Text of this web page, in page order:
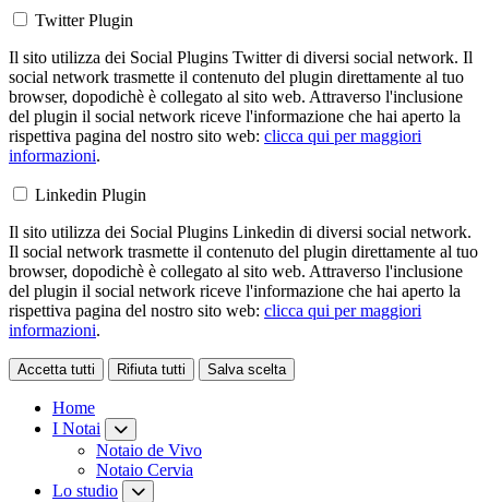
Twitter Plugin
Il sito utilizza dei Social Plugins Twitter di diversi social network. Il
social network trasmette il contenuto del plugin direttamente al tuo
browser, dopodichè è collegato al sito web. Attraverso l'inclusione
del plugin il social network riceve l'informazione che hai aperto la
rispettiva pagina del nostro sito web: clicca qui per maggiori
informazioni.
Linkedin Plugin
Il sito utilizza dei Social Plugins Linkedin di diversi social network.
Il social network trasmette il contenuto del plugin direttamente al tuo
browser, dopodichè è collegato al sito web. Attraverso l'inclusione
del plugin il social network riceve l'informazione che hai aperto la
rispettiva pagina del nostro sito web: clicca qui per maggiori
informazioni.
Accetta tutti Rifiuta tutti Salva scelta
Home
I Notai
Notaio de Vivo
Notaio Cervia
Lo studio